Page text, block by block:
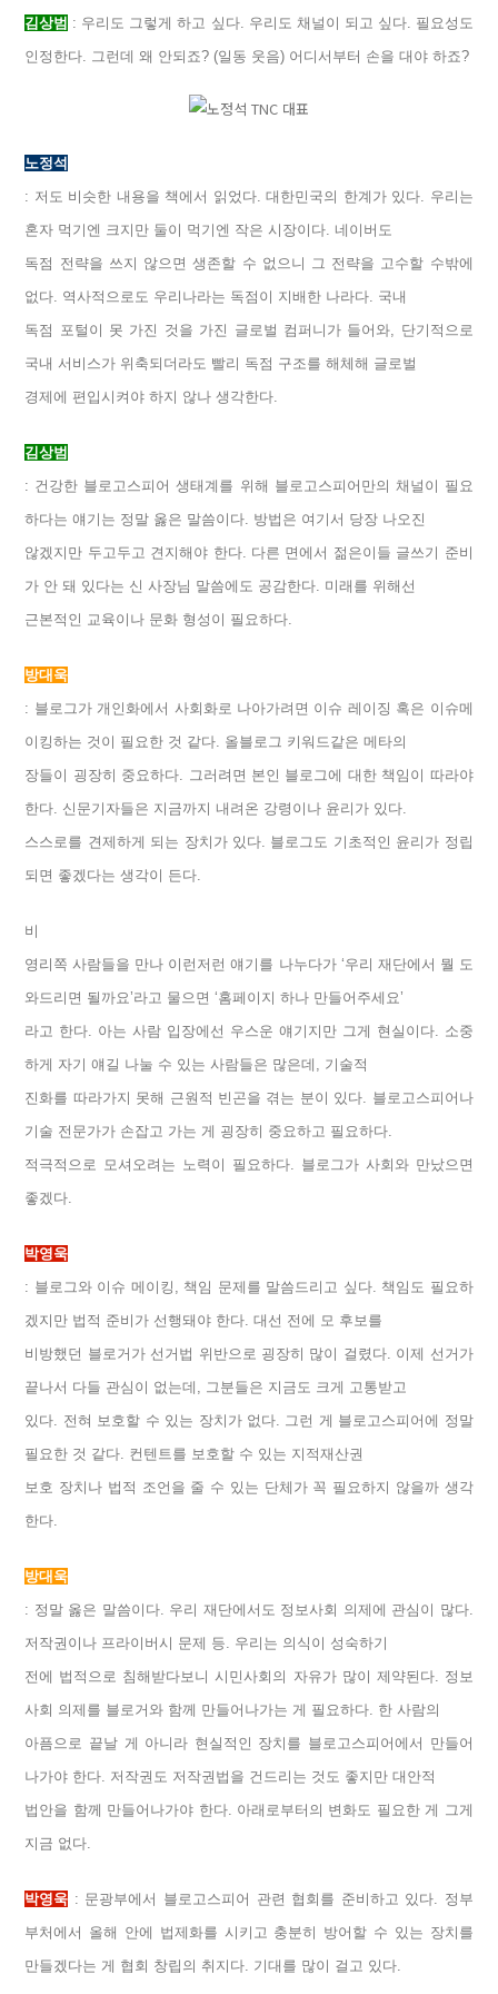
김상범 : 우리도 그렇게 하고 싶다. 우리도 채널이 되고 싶다. 필요성도
인정한다. 그런데 왜 안되죠? (일동 웃음) 어디서부터 손을 대야 하죠?
노정석
: 저도 비슷한 내용을 책에서 읽었다. 대한민국의 한계가 있다. 우리는
혼자 먹기엔 크지만 둘이 먹기엔 작은 시장이다. 네이버도
독점 전략을 쓰지 않으면 생존할 수 없으니 그 전략을 고수할 수밖에
없다. 역사적으로도 우리나라는 독점이 지배한 나라다. 국내
독점 포털이 못 가진 것을 가진 글로벌 컴퍼니가 들어와, 단기적으로
국내 서비스가 위축되더라도 빨리 독점 구조를 해체해 글로벌
경제에 편입시켜야 하지 않나 생각한다.
김상범
: 건강한 블로고스피어 생태계를 위해 블로고스피어만의 채널이 필요
하다는 얘기는 정말 옳은 말씀이다. 방법은 여기서 당장 나오진
않겠지만 두고두고 견지해야 한다. 다른 면에서 젊은이들 글쓰기 준비
가 안 돼 있다는 신 사장님 말씀에도 공감한다. 미래를 위해선
근본적인 교육이나 문화 형성이 필요하다.
방대욱
: 블로그가 개인화에서 사회화로 나아가려면 이슈 레이징 혹은 이슈메
이킹하는 것이 필요한 것 같다. 올블로그 키워드같은 메타의
장들이 굉장히 중요하다. 그러려면 본인 블로그에 대한 책임이 따라야
한다. 신문기자들은 지금까지 내려온 강령이나 윤리가 있다.
스스로를 견제하게 되는 장치가 있다. 블로그도 기초적인 윤리가 정립
되면 좋겠다는 생각이 든다.
비
영리쪽 사람들을 만나 이런저런 얘기를 나누다가 ‘우리 재단에서 뭘 도
와드리면 될까요’라고 물으면 ‘홈페이지 하나 만들어주세요’
라고 한다. 아는 사람 입장에선 우스운 얘기지만 그게 현실이다. 소중
하게 자기 얘길 나눌 수 있는 사람들은 많은데, 기술적
진화를 따라가지 못해 근원적 빈곤을 겪는 분이 있다. 블로고스피어나
기술 전문가가 손잡고 가는 게 굉장히 중요하고 필요하다.
적극적으로 모셔오려는 노력이 필요하다. 블로그가 사회와 만났으면
좋겠다.
박영욱
: 블로그와 이슈 메이킹, 책임 문제를 말씀드리고 싶다. 책임도 필요하
겠지만 법적 준비가 선행돼야 한다. 대선 전에 모 후보를
비방했던 블로거가 선거법 위반으로 굉장히 많이 걸렸다. 이제 선거가
끝나서 다들 관심이 없는데, 그분들은 지금도 크게 고통받고
있다. 전혀 보호할 수 있는 장치가 없다. 그런 게 블로고스피어에 정말
필요한 것 같다. 컨텐트를 보호할 수 있는 지적재산권
보호 장치나 법적 조언을 줄 수 있는 단체가 꼭 필요하지 않을까 생각
한다.
방대욱
: 정말 옳은 말씀이다. 우리 재단에서도 정보사회 의제에 관심이 많다.
저작권이나 프라이버시 문제 등. 우리는 의식이 성숙하기
전에 법적으로 침해받다보니 시민사회의 자유가 많이 제약된다. 정보
사회 의제를 블로거와 함께 만들어나가는 게 필요하다. 한 사람의
아픔으로 끝날 게 아니라 현실적인 장치를 블로고스피어에서 만들어
나가야 한다. 저작권도 저작권법을 건드리는 것도 좋지만 대안적
법안을 함께 만들어나가야 한다. 아래로부터의 변화도 필요한 게 그게
지금 없다.
박영욱 : 문광부에서 블로고스피어 관련 협회를 준비하고 있다. 정부
부처에서 올해 안에 법제화를 시키고 충분히 방어할 수 있는 장치를
만들겠다는 게 협회 창립의 취지다. 기대를 많이 걸고 있다.